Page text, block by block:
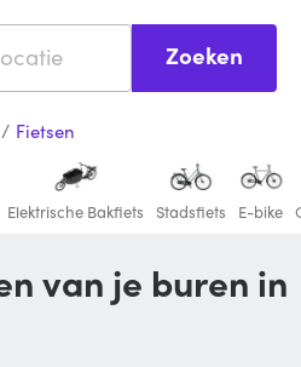
Zoeken
/ Fietsen
Elektrische Bakfiets Stadsfiets E-bike